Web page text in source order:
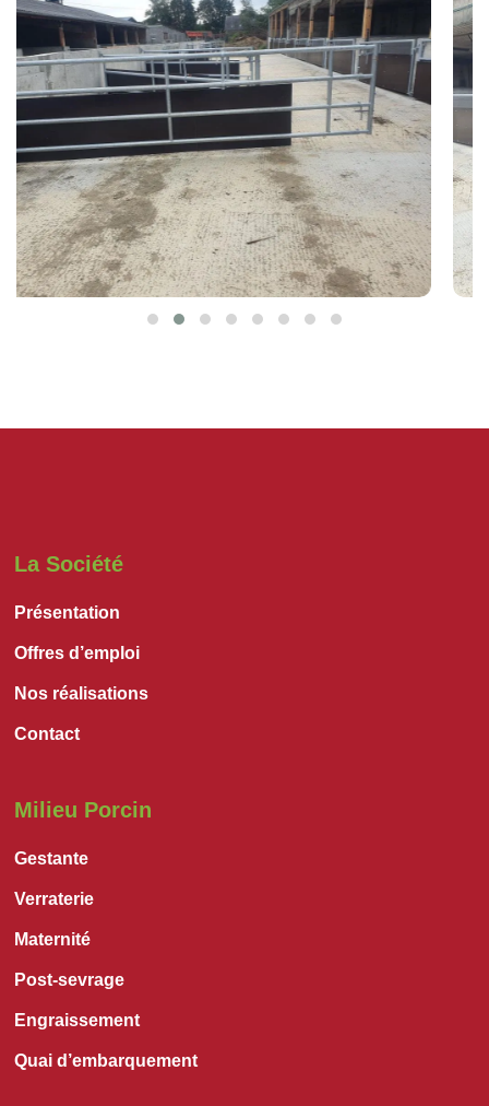
La Société
Présentation
Offres d’emploi
Nos réalisations
Contact
Milieu Porcin
Gestante
Verraterie
Maternité
Post-sevrage
Engraissement
Quai d’embarquement